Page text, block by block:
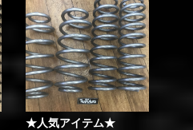
★人気アイテム★